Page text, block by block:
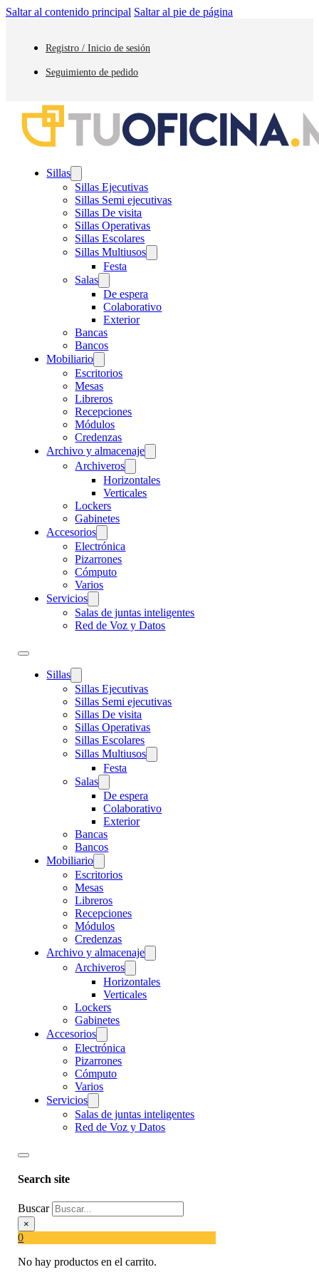
Saltar al contenido principal Saltar al pie de página
Registro / Inicio de sesión
Seguimiento de pedido
Sillas
Sillas Ejecutivas
Sillas Semi ejecutivas
Sillas De visita
Sillas Operativas
Sillas Escolares
Sillas Multiusos
Festa
Salas
De espera
Colaborativo
Exterior
Bancas
Bancos
Mobiliario
Escritorios
Mesas
Libreros
Recepciones
Módulos
Credenzas
Archivo y almacenaje
Archiveros
Horizontales
Verticales
Lockers
Gabinetes
Accesorios
Electrónica
Pizarrones
Cómputo
Varios
Servicios
Salas de juntas inteligentes
Red de Voz y Datos
Sillas
Sillas Ejecutivas
Sillas Semi ejecutivas
Sillas De visita
Sillas Operativas
Sillas Escolares
Sillas Multiusos
Festa
Salas
De espera
Colaborativo
Exterior
Bancas
Bancos
Mobiliario
Escritorios
Mesas
Libreros
Recepciones
Módulos
Credenzas
Archivo y almacenaje
Archiveros
Horizontales
Verticales
Lockers
Gabinetes
Accesorios
Electrónica
Pizarrones
Cómputo
Varios
Servicios
Salas de juntas inteligentes
Red de Voz y Datos
Search site
Buscar
×
0
No hay productos en el carrito.